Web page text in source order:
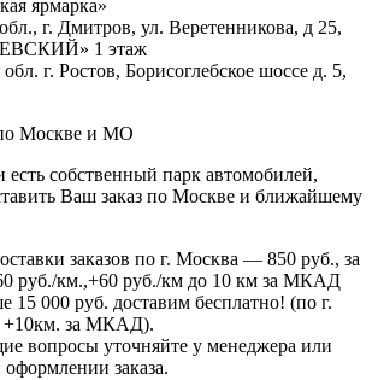
ярмарка»
г. Дмитров, ул. Веретенникова, д 25,
1 этаж
г. Ростов, Борисоглебское шоссе д. 5,
по Москве и МО
собственный парк автомобилей,
Ваш заказ по Москве и ближайшему
заказов по г. Москва — 850 руб., за
км.,+60 руб./км до 10 км за МКАД
15 000 руб. доставим бесплатно! (по г.
+10км. за МКАД).
вопросы уточняйте у менеджера или
заказа.